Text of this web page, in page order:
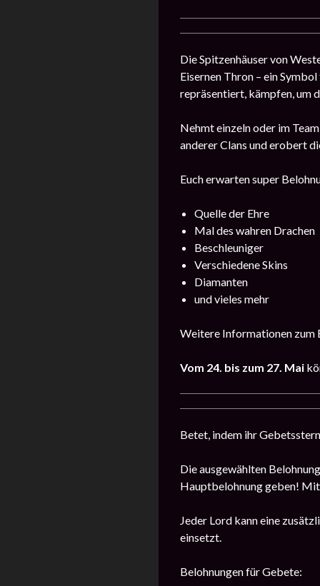
Die Spitzenhäuser von
Eisernen Thron – ein
repräsentiert, kämpfen, um
Nehmt einzeln oder im
anderer Clans und erobert
Euch erwarten super
Quelle der Ehre
Mal des wahren Drachen
Beschleuniger
Verschiedene Skins
Diamanten
und vieles mehr
Weitere Informationen zum
Vom 24. bis zum 27. Mai
Betet, indem ihr
Die ausgewählten
Hauptbelohnung geben! Mit
Jeder Lord kann eine
einsetzt.
Belohnungen für Gebete: